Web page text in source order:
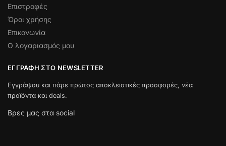
Επιστροφές
Όροι χρήσης
Επικονωνία
Ο λογαριασμός μου
ΕΓΓΡΑΦΉ ΣΤΟ NEWSLETTER
Εγγράψου και πάρε πρώτος αποκλειστικές προσφορές, νέα
προϊόντα και deals.
Βρες μας στα social